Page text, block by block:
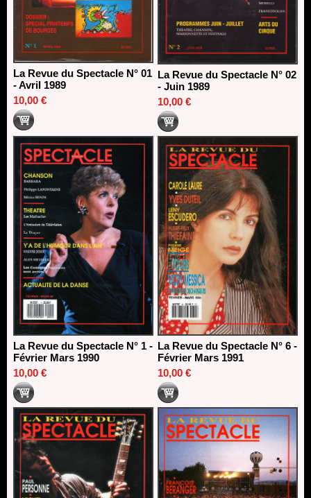
La Revue du Spectacle N° 01
- Avril 1989
10,00 €
La Revue du Spectacle N° 02
- Juin 1989
10,00 €
La Revue du Spectacle N° 1 -
Février Mars 1990
10,00 €
La Revue du Spectacle N° 6 -
Février Mars 1991
10,00 €